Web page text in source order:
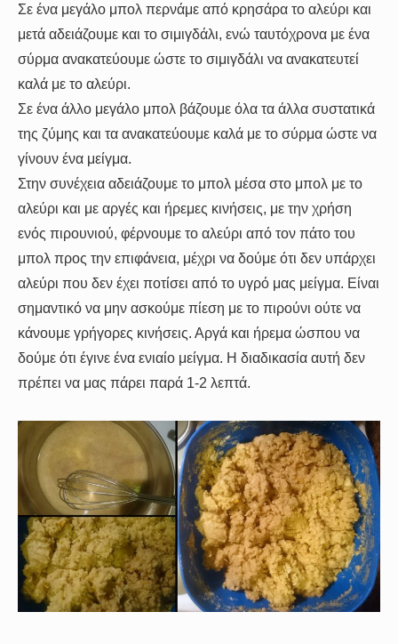
Σε ένα μεγάλο μπολ περνάμε από κρησάρα το αλεύρι και
μετά αδειάζουμε και το σιμιγδάλι, ενώ ταυτόχρονα με ένα
σύρμα ανακατεύουμε ώστε το σιμιγδάλι να ανακατευτεί
καλά με το αλεύρι.
Σε ένα άλλο μεγάλο μπολ βάζουμε όλα τα άλλα συστατικά
της ζύμης και τα ανακατεύουμε καλά με το σύρμα ώστε να
γίνουν ένα μείγμα.
Στην συνέχεια αδειάζουμε το μπολ μέσα στο μπολ με το
αλεύρι και με αργές και ήρεμες κινήσεις, με την χρήση
ενός πιρουνιού, φέρνουμε το αλεύρι από τον πάτο του
μπολ προς την επιφάνεια, μέχρι να δούμε ότι δεν υπάρχει
αλεύρι που δεν έχει ποτίσει από το υγρό μας μείγμα. Είναι
σημαντικό να μην ασκούμε πίεση με το πιρούνι ούτε να
κάνουμε γρήγορες κινήσεις. Αργά και ήρεμα ώσπου να
δούμε ότι έγινε ένα ενιαίο μείγμα. Η διαδικασία αυτή δεν
πρέπει να μας πάρει παρά 1-2 λεπτά.